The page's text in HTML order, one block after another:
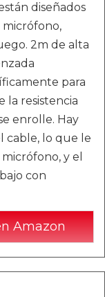
diseñados
micrófono,
2m de alta
para
la resistencia
enrolle. Hay
cable, lo que le
y el
con
Amazon